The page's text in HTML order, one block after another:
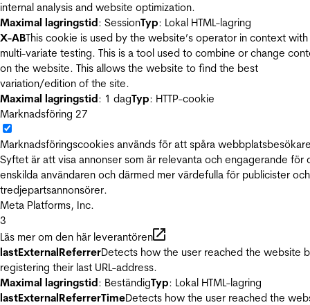
internal analysis and website optimization.
Maximal lagringstid: SessionTyp: Lokal HTML-lagring
X-ABThis cookie is used by the website’s operator in context with
multi-variate testing. This is a tool used to combine or change
on the website. This allows the website to find the best
variation/edition of the site.
Maximal lagringstid: 1 dagTyp: HTTP-cookie
Marknadsföring 27
Marknadsföringscookies används för att spåra
Syftet är att visa annonser som är relevanta och engagerande för
enskilda användaren och därmed mer värdefulla för publicister och
tredjepartsannonsörer.
Meta Platforms, Inc.
3
Läs mer om den här leverantören
lastExternalReferrerDetects how the user reached the website
registering their last URL-address.
Maximal lagringstid: BeständigTyp: Lokal HTML-lagring
lastExternalReferrerTimeDetects how the user reached the